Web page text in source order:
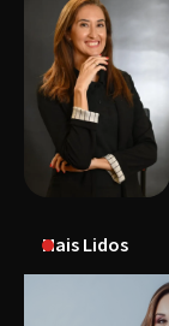
Mais Lidos